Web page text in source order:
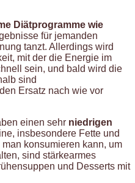
Diätprogramme wie
für jemanden
tanzt. Allerdings wird
mit der die Energie im
sein, und bald wird die
sind
Ersatz nach wie vor
einen sehr niedrigen
insbesondere Fette und
konsumieren kann, um
sind stärkearmes
und Desserts mit